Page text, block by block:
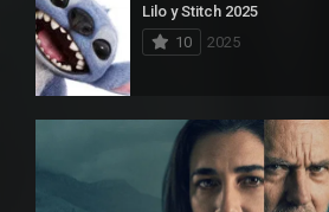
Lilo y Stitch 2025
10
2025